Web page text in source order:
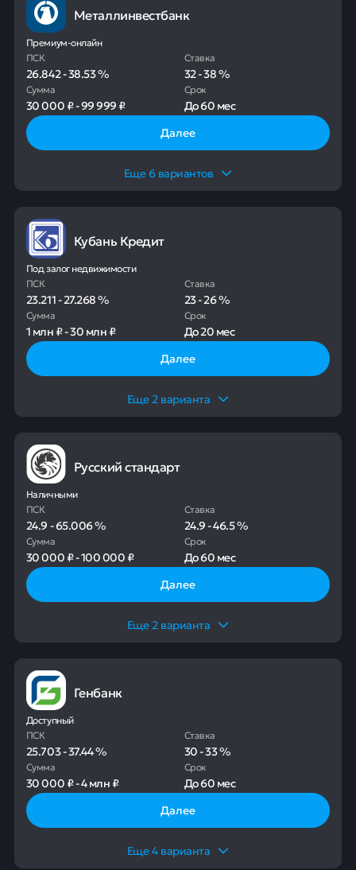
Металлинвестбанк
Премиум-онлайн
ПСК
26.842-38.53%
Ставка
32-38%
Сумма
30 000 ₽-99 999 ₽
Срок
До60 мес
Далее
Еще6 вариантов
Кубань Кредит
Под залог недвижимости
ПСК
23.211-27.268%
Ставка
23-26%
Сумма
1 млн ₽-30 млн ₽
Срок
До20 мес
Далее
Еще2 варианта
Русский стандарт
Наличными
ПСК
24.9-65.006%
Ставка
24.9-46.5%
Сумма
30 000 ₽-100 000 ₽
Срок
До60 мес
Далее
Еще2 варианта
Генбанк
Доступный
ПСК
25.703-37.44%
Ставка
30-33%
Сумма
30 000 ₽-4 млн ₽
Срок
До60 мес
Далее
Еще4 варианта